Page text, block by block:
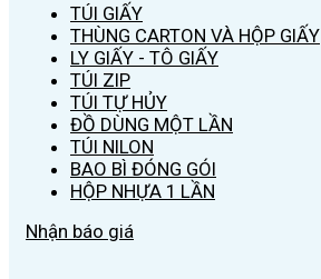
TÚI GIẤY
THÙNG CARTON VÀ HỘP GIẤY
LY GIẤY - TÔ GIẤY
TÚI ZIP
TÚI TỰ HỦY
ĐỒ DÙNG MỘT LẦN
TÚI NILON
BAO BÌ ĐÓNG GÓI
HỘP NHỰA 1 LẦN
Nhận báo giá